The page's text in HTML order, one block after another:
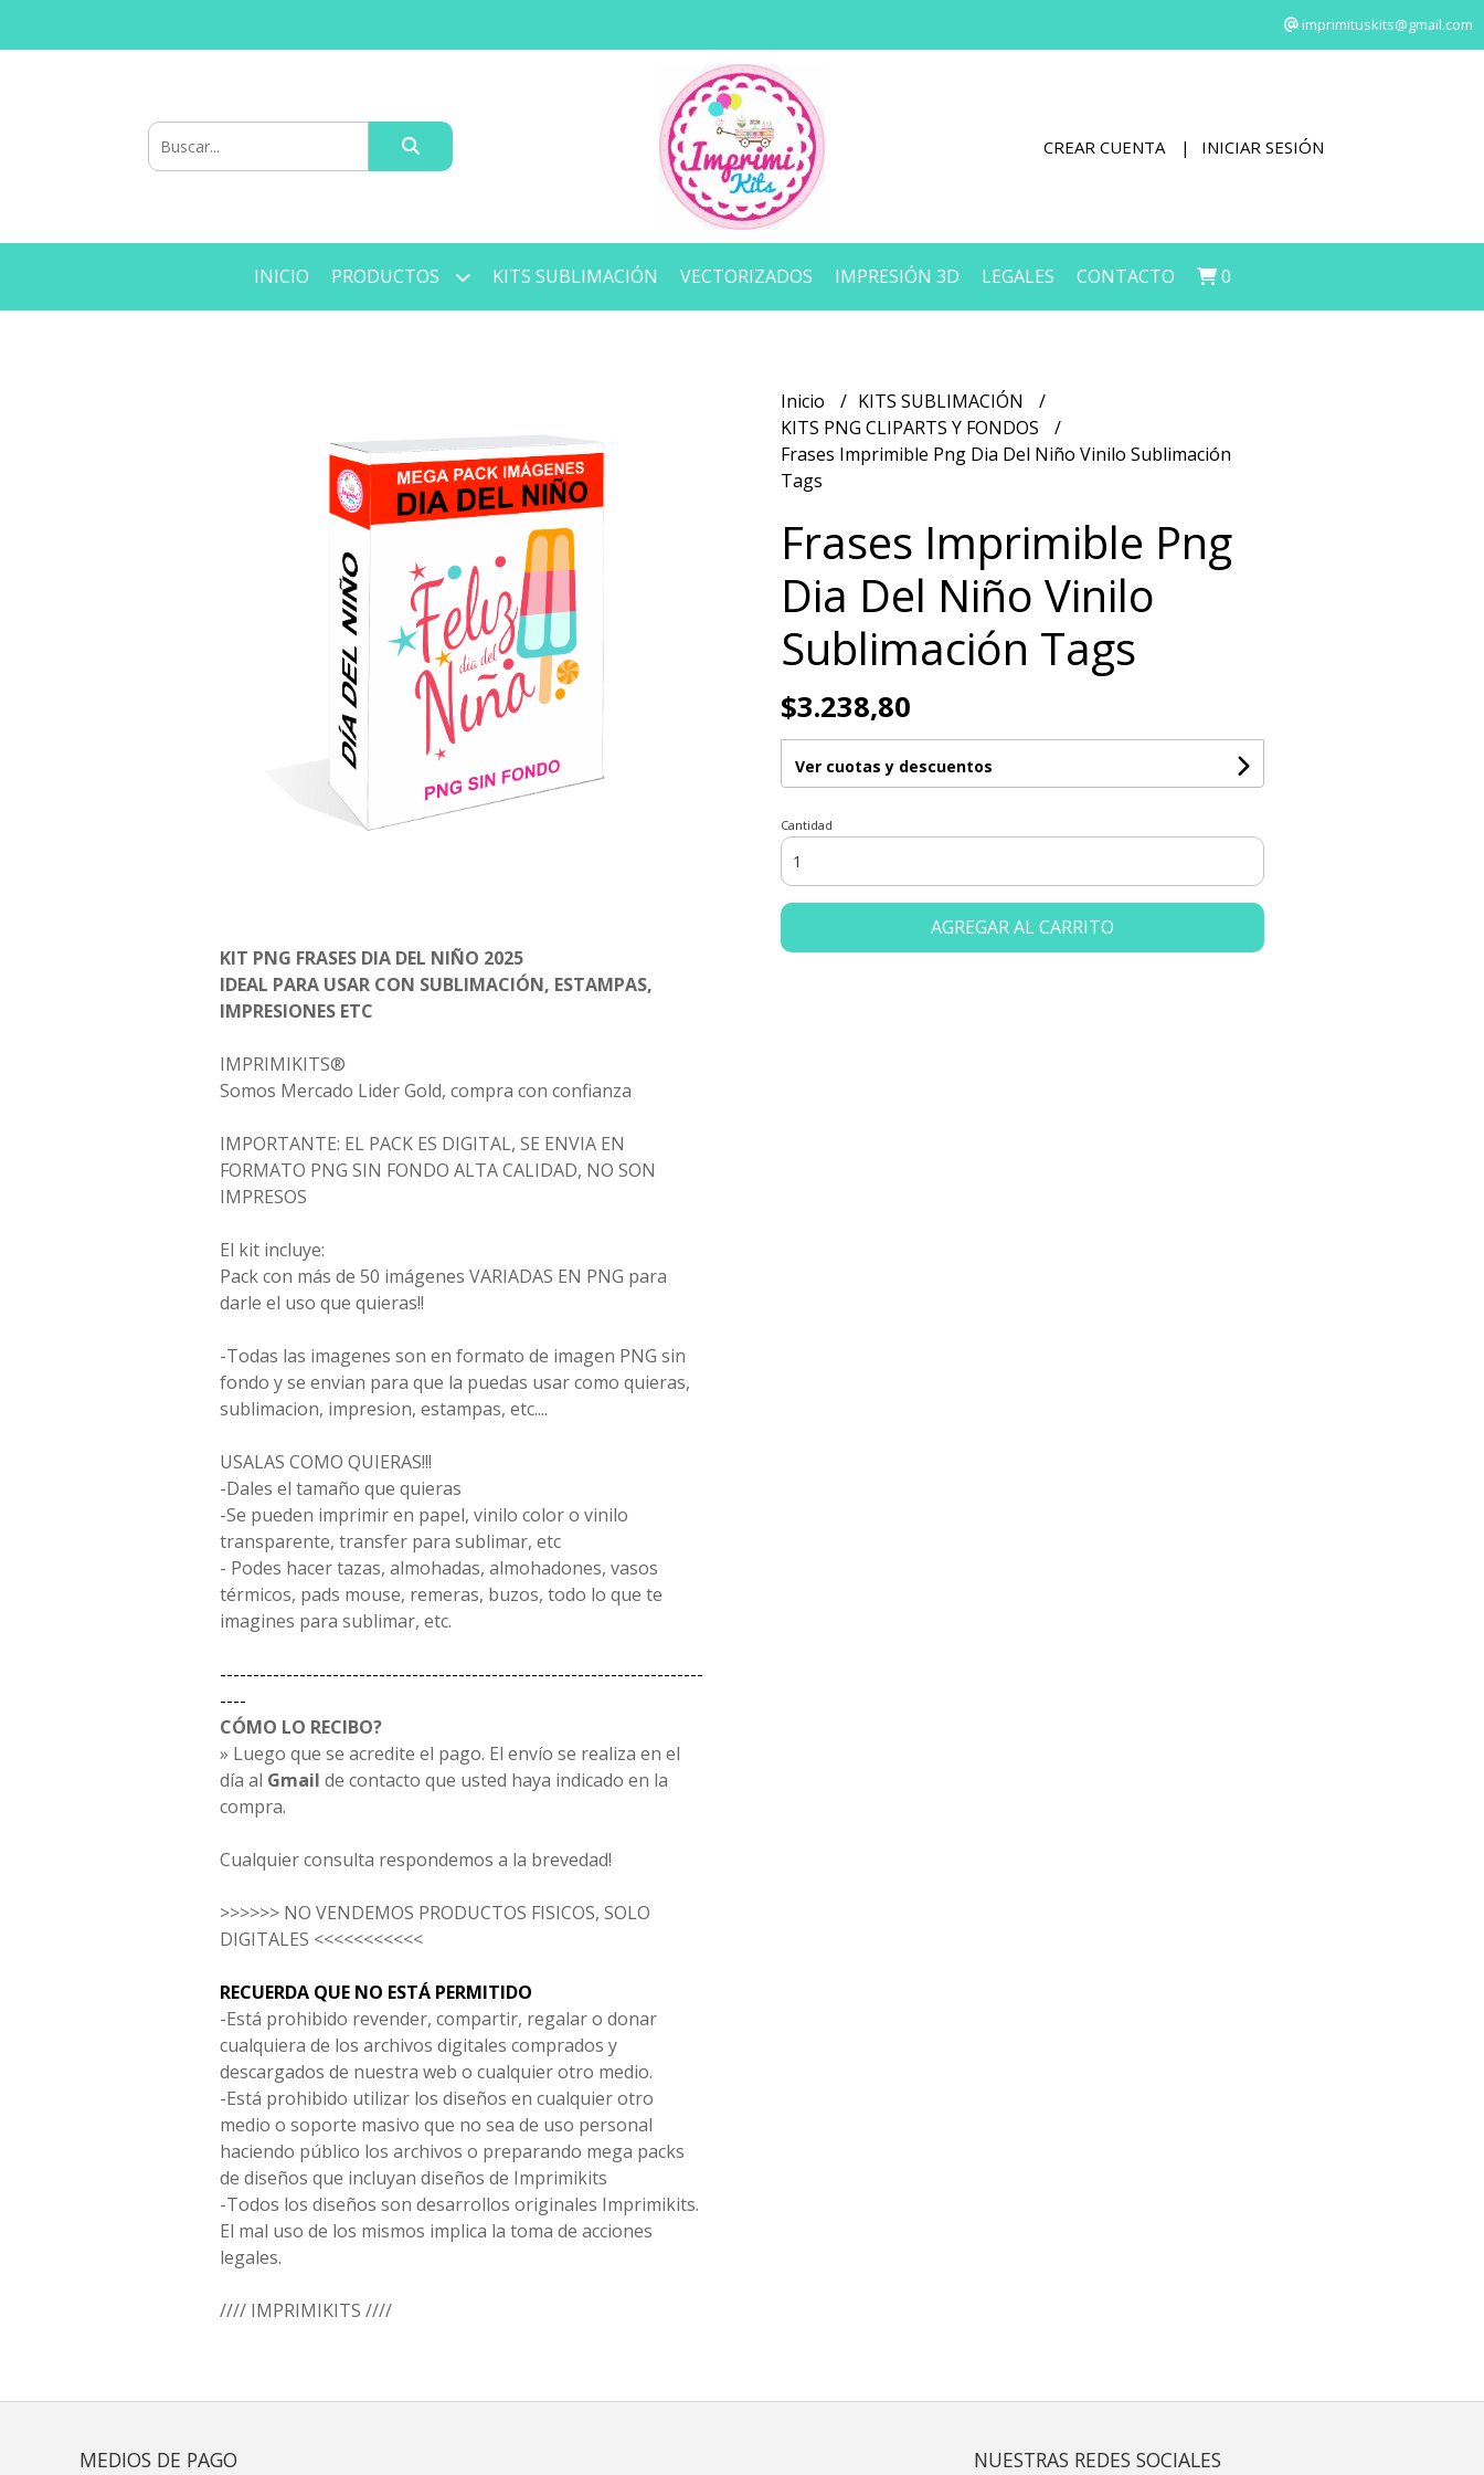
imprimituskits@gmail.com
CREAR CUENTA INICIAR SESIÓN
INICIO PRODUCTOS KITS SUBLIMACIÓN VECTORIZADOS IMPRESIÓN 3D LEGALES CONTACTO 0
KIT PNG FRASES DIA DEL NIÑO 2025
IDEAL PARA USAR CON SUBLIMACIÓN, ESTAMPAS,
IMPRESIONES ETC
IMPRIMIKITS®
Somos Mercado Lider Gold, compra con confianza
IMPORTANTE: EL PACK ES DIGITAL, SE ENVIA EN
FORMATO PNG SIN FONDO ALTA CALIDAD, NO SON
IMPRESOS
El kit incluye:
Pack con más de 50 imágenes VARIADAS EN PNG para
darle el uso que quieras!!
-Todas las imagenes son en formato de imagen PNG sin
fondo y se envian para que la puedas usar como quieras,
sublimacion, impresion, estampas, etc....
USALAS COMO QUIERAS!!!
-Dales el tamaño que quieras
-Se pueden imprimir en papel, vinilo color o vinilo
transparente, transfer para sublimar, etc
- Podes hacer tazas, almohadas, almohadones, vasos
térmicos, pads mouse, remeras, buzos, todo lo que te
imagines para sublimar, etc.
-------------------------------------------------------------------------
----
CÓMO LO RECIBO?
» Luego que se acredite el pago. El envío se realiza en el
día al Gmail de contacto que usted haya indicado en la
compra.
Cualquier consulta respondemos a la brevedad!
>>>>>> NO VENDEMOS PRODUCTOS FISICOS, SOLO
DIGITALES <<<<<<<<<<<
RECUERDA QUE NO ESTÁ PERMITIDO
-Está prohibido revender, compartir, regalar o donar
cualquiera de los archivos digitales comprados y
descargados de nuestra web o cualquier otro medio.
-Está prohibido utilizar los diseños en cualquier otro
medio o soporte masivo que no sea de uso personal
haciendo público los archivos o preparando mega packs
de diseños que incluyan diseños de Imprimikits
-Todos los diseños son desarrollos originales Imprimikits.
El mal uso de los mismos implica la toma de acciones
legales.
//// IMPRIMIKITS ////
Inicio
KITS SUBLIMACIÓN
KITS PNG CLIPARTS Y FONDOS
Frases Imprimible Png Dia Del Niño Vinilo Sublimación
Tags
Frases Imprimible Png
Dia Del Niño Vinilo
Sublimación Tags
$3.238,80
Ver cuotas y descuentos
Cantidad
AGREGAR AL CARRITO
MEDIOS DE PAGO NUESTRAS REDES SOCIALES